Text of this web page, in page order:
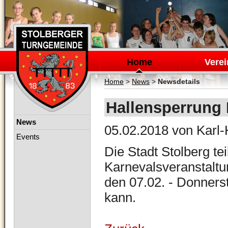
Navigation
überspringen
Home
Home> News>Newsdetails
Hallensperrung
05.02.2018 von
Die Stadt Stolberg
den 07.02. -
kann.
Navigation
News
Events